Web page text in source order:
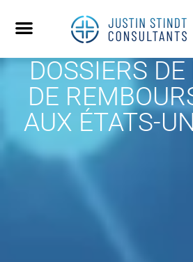
DOSSIERS
DE
AUX ÉTATS-